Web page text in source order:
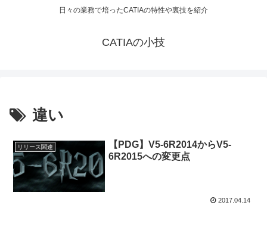
日々の業務で培ったCATIAの特性や裏技を紹介
CATIAの小技
違い
リリース関連
【PDG】V5-6R2014からV5-
6R2015への変更点
2017.04.14